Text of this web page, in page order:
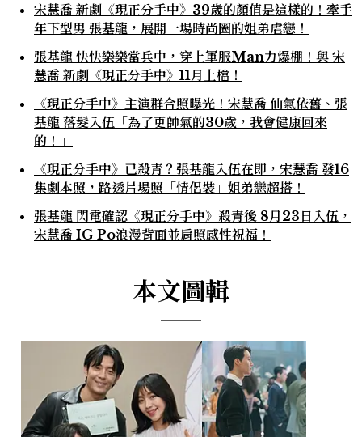
宋慧喬 新劇《現正分手中》39歲的顏值是這樣的！牽手
年下型男 張基龍，展開一場時尚圈的姐弟虐戀！
張基龍 快快樂樂當兵中，穿上軍服Man力爆棚！與 宋
慧喬 新劇《現正分手中》11月上檔！
《現正分手中》主演群合照曝光！宋慧喬 仙氣依舊、張
基龍 落髮入伍「為了更帥氣的30歲，我會健康回來
的！」
《現正分手中》已殺青？張基龍入伍在即，宋慧喬 發16
集劇本照，路透片場照「情侶裝」姐弟戀超搭！
張基龍 閃電確認《現正分手中》殺青後 8月23日入伍，
宋慧喬 IG Po浪漫背面並肩照感性祝福！
本文圖輯